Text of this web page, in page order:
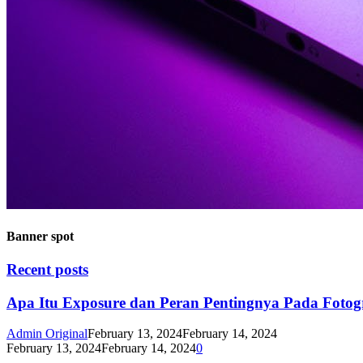
Banner spot
Recent posts
Apa Itu Exposure dan Peran Pentingnya Pada
Admin OriginalFebruary 13, 2024February 14, 2024
February 13, 2024February 14, 20240